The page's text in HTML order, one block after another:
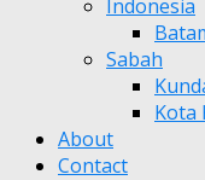
Indonesia
Sabah
Kota
About
Contact